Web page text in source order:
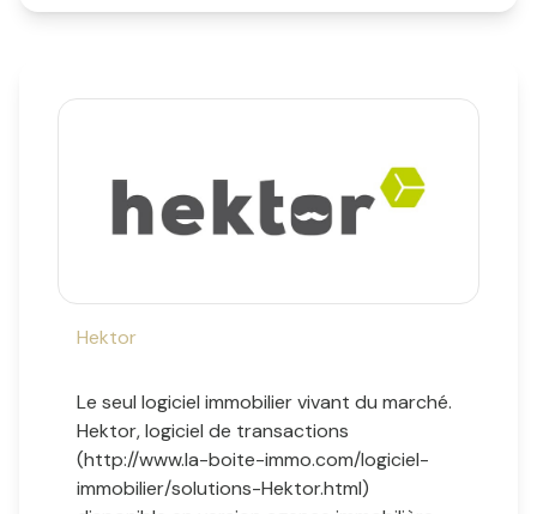
Hektor
Le seul logiciel immobilier vivant du marché.
Hektor, logiciel de transactions
(http://www.la-boite-immo.com/logiciel-
immobilier/solutions-Hektor.html)